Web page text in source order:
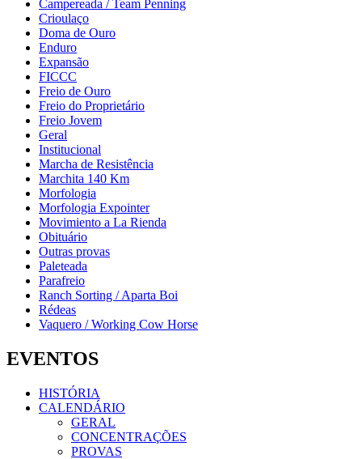
Campereada / Team Penning
Crioulaço
Doma de Ouro
Enduro
Expansão
FICCC
Freio de Ouro
Freio do Proprietário
Freio Jovem
Geral
Institucional
Marcha de Resistência
Marchita 140 Km
Morfologia
Morfologia Expointer
Movimiento a La Rienda
Obituário
Outras provas
Paleteada
Parafreio
Ranch Sorting / Aparta Boi
Rédeas
Vaquero / Working Cow Horse
EVENTOS
HISTÓRIA
CALENDÁRIO
GERAL
CONCENTRAÇÕES
PROVAS